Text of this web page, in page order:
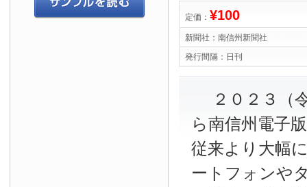
定価： ¥100
新聞社： 南信州新聞社
発行間隔： 日刊
２０２３（
ら南信州電子
従来より大幅
ートフォンや